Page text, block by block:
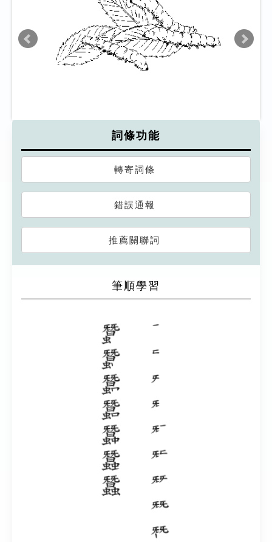
詞條功能
轉寄詞條
錯誤通報
推薦關聯詞
筆順學習